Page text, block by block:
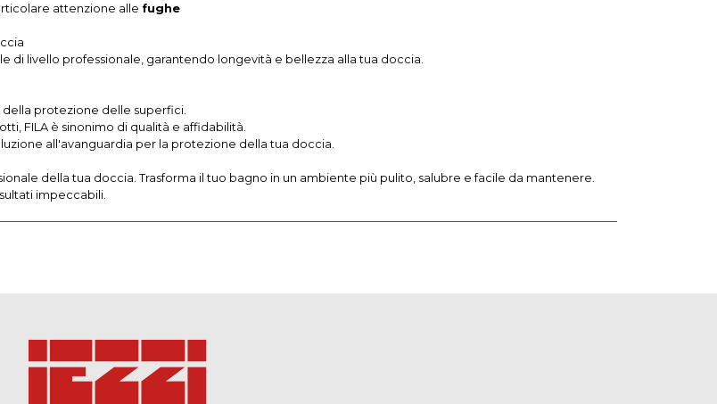
attenzione alle fughe
livello professionale, garantendo longevità e bellezza alla tua doccia.
della protezione delle superfici.
FILA è sinonimo di qualità e affidabilità.
all'avanguardia per la protezione della tua doccia.
della tua doccia. Trasforma il tuo bagno in un ambiente più pulito, salubre e facile da mantenere.
impeccabili.